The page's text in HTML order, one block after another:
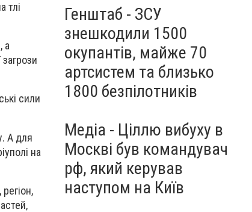
тлі
а
сили
А для
на
Генштаб - ЗСУ
знешкодили 1500
окупантів, майже 70
артсистем та близько
1800 безпілотників
Медіа - Ціллю вибуху в
Москві був командувач
рф, який керував
наступом на Київ